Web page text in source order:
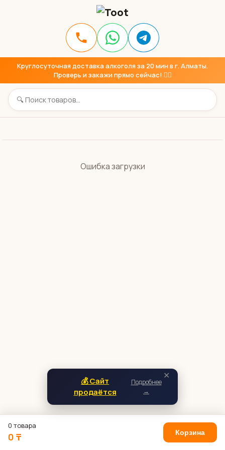
Круглосуточная доставка алкоголя за 20 мин в г. Алматы.
Проверь и закажи прямо сейчас! 👇🏼
Ошибка загрузки
✕
💰 Сайт
продаётся
Подробнее
→
0 товара
0 ₸ Корзина